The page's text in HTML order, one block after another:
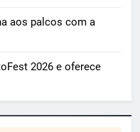
aos palcos com a
2026 e oferece